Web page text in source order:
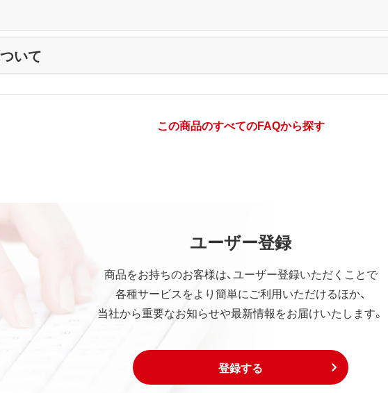
いて
この商品のすべてのFAQから探す
ユーザー登録
商品をお持ちのお客様は、ユーザー登録いただくことで
各種サービスをより簡単にご利用いただけるほか、
当社から重要なお知らせや最新情報をお届けいたします。
登録する